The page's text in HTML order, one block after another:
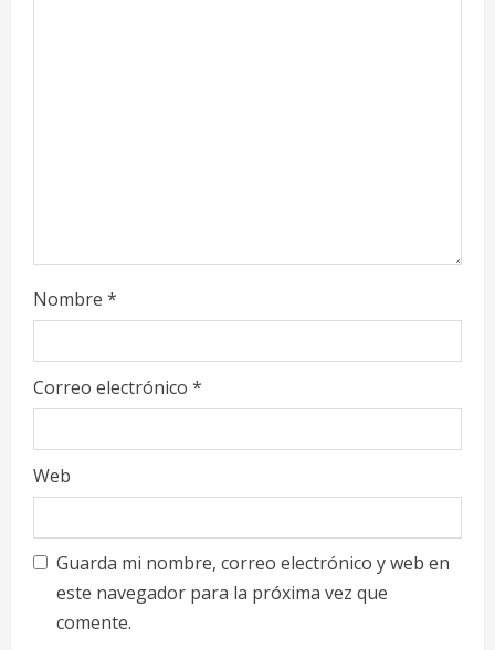
Nombre *
Correo electrónico *
Web
Guarda mi nombre, correo electrónico y web en
este navegador para la próxima vez que
comente.